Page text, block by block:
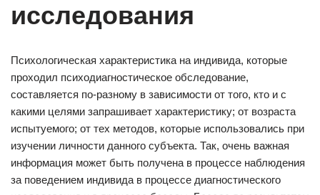
исследования
Психологическая характеристика на индивида, которые
проходил психодиагностическое обследование,
составляется по-разному в зависимости от того, кто и с
какими целями запрашивает характеристику; от возраста
испытуемого; от тех методов, которые использовались при
изучении личности данного субъекта. Так, очень важная
информация может быть получена в процессе наблюдения
за поведением индивида в процессе диагностического